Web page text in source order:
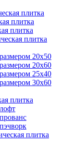
плитка
плитка
плитка
плитка
20x50
20x60
25x40
30x60
плитка
плитка